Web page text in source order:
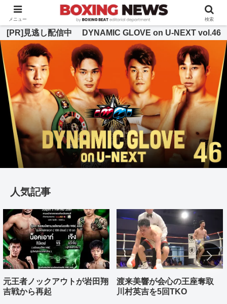
BOXING BEAT [ボクシング・ビート] 公式サイト
[PR]見逃し配信中 DYNAMIC GLOVE on U-NEXT vol.46
人気記事
元王者ノックアウトが岩田翔
吉戦から再起
渡来美響が会心の王座奪取
川村英吉を5回TKO
メニュー 検索